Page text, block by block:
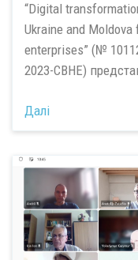
“Digital
Ukraine and
enterprises” (№
2023-CBHE)
Далі